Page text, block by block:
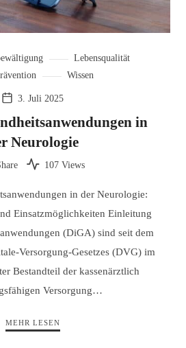
Lebensqualität
Wissen
3. Juli 2025
in
Neurologie
107 Views
in der Neurologie:
Einsatzmöglichkeiten Einleitung
(DiGA) sind seit dem
Versorgung-Gesetzes (DVG) im
Bestandteil der kassenärztlich
Versorgung…
MEHR LESEN